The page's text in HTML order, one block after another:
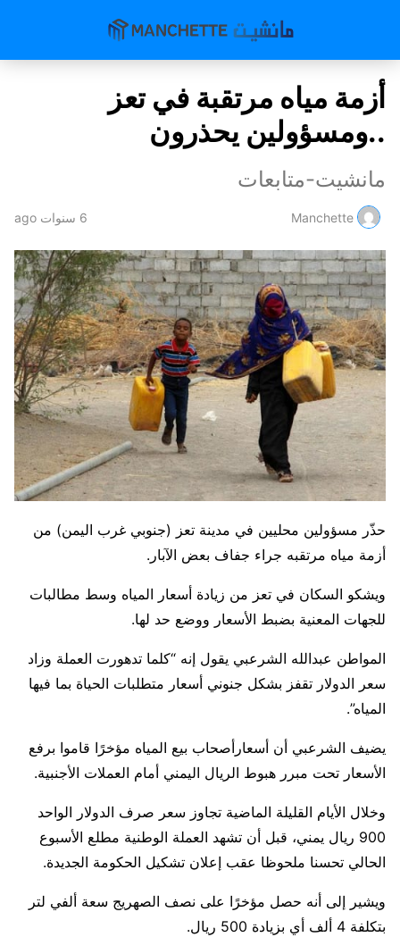
أزمة مياه مرتقبة في تعز
..ومسؤولين يحذرون
مانشيت-متابعات
Manchette 6 سنوات ago
حذّر مسؤولين محليين في مدينة تعز (جنوبي غرب اليمن) من
أزمة مياه مرتقبه جراء جفاف بعض الآبار.
ويشكو السكان في تعز من زيادة أسعار المياه وسط مطالبات
للجهات المعنية بضبط الأسعار ووضع حد لها.
المواطن عبدالله الشرعبي يقول إنه “كلما تدهورت العملة وزاد
سعر الدولار تقفز بشكل جنوني أسعار متطلبات الحياة بما فيها
المياه”.
يضيف الشرعبي أن أسعارأصحاب بيع المياه مؤخرًا قاموا برفع
الأسعار تحت مبرر هبوط الريال اليمني أمام العملات الأجنبية.
وخلال الأيام القليلة الماضية تجاوز سعر صرف الدولار الواحد
900 ريال يمني، قبل أن تشهد العملة الوطنية مطلع الأسبوع
الحالي تحسنا ملحوظا عقب إعلان تشكيل الحكومة الجديدة.
ويشير إلى أنه حصل مؤخرًا على نصف الصهريج سعة ألفي لتر
بتكلفة 4 ألف أي بزيادة 500 ريال.